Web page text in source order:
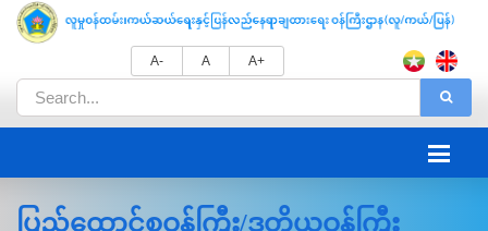
A- A A+
ပြည်ထောင်စုဝန်ကြီး/ဒုတိယဝန်ကြီး